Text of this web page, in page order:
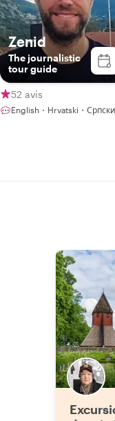
Zenid
The journalistic
tour guide
52 avis
English・Hrvatski・Српски